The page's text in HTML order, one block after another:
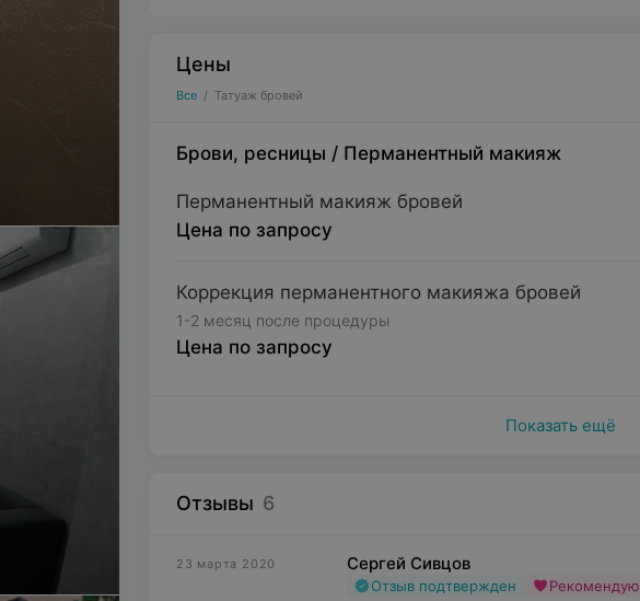
Цены
Все / Татуаж бровей
Брови, ресницы / Перманентный макияж
Перманентный макияж бровей
Цена по запросу
Коррекция перманентного макияжа бровей
1-2 месяц после процедуры
Цена по запросу
Показать ещё
Отзывы 6
23 марта 2020 Сергей Сивцов
Отзыв подтвержден Рекомендую